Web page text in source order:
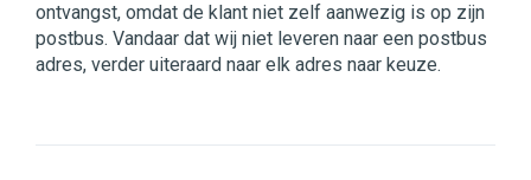
ontvangst, omdat de klant niet zelf aanwezig is op zijn
postbus. Vandaar dat wij niet leveren naar een postbus
adres, verder uiteraard naar elk adres naar keuze.